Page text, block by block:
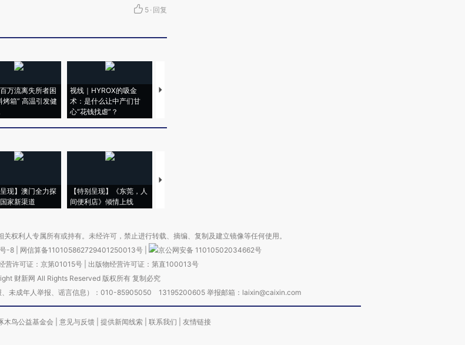
5 · 回复
万流离失所者困
烤箱” 高温引发健
视线｜HYROX的吸金
术：是什么让中产们甘
心“花钱找虐”？
马航飞行员跨国走私7万
呈现】澳门全力探
家新渠道
【特别呈现】《东莞，人
间便利店》倾情上线
【推广】走进第四届链博
权利人专属所有或持有。未经许可，禁止进行转载、摘编、复制及建立镜像等任何使用。
-8 网信算备110105862729401250013号
京公网安备 11010502034662号
营许可证：京第01015号| 出版物经营许可证：第直100013号
财新网 All Rights Reserved 版权所有 复制必究
、未成年人举报、谣言信息）：010-85905050 13195200605 举报邮箱：laixin@caixin.com
木鸟公益基金会 意见与反馈 提供新闻线索 联系我们 友情链接